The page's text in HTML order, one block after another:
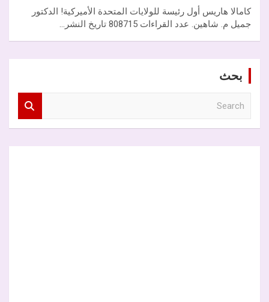
كامالا هاريس أول رئيسة للولايات المتحدة الأميركية! الدكتور
جميل م. شاهين. عدد القراءات 808715 تاريخ النشر…
بحث